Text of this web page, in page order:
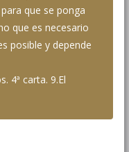
que se ponga
que es necesario
posible y depende
4ª carta. 9.El